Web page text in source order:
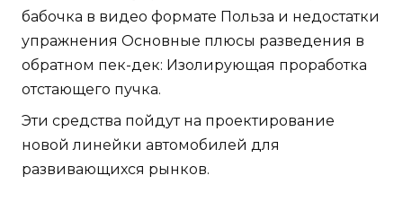
бабочка в видео формате Польза и недостатки
упражнения Основные плюсы разведения в
обратном пек-дек: Изолирующая проработка
отстающего пучка.
Эти средства пойдут на проектирование
новой линейки автомобилей для
развивающихся рынков.